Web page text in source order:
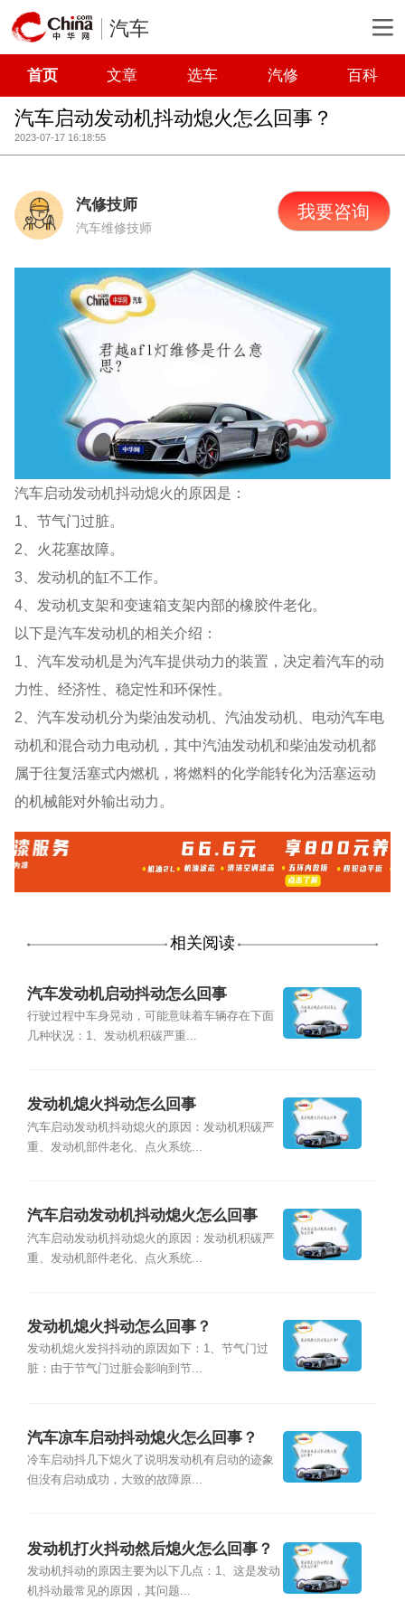
汽车
首页 文章 选车 汽修 百科
汽车启动发动机抖动熄火怎么回事？
2023-07-17 16:18:55
汽修技师
汽车维修技师
我要咨询
汽车启动发动机抖动熄火的原因是：
1、节气门过脏。
2、火花塞故障。
3、发动机的缸不工作。
4、发动机支架和变速箱支架内部的橡胶件老化。
以下是汽车发动机的相关介绍：
1、汽车发动机是为汽车提供动力的装置，决定着汽车的动
力性、经济性、稳定性和环保性。
2、汽车发动机分为柴油发动机、汽油发动机、电动汽车电
动机和混合动力电动机，其中汽油发动机和柴油发动机都
属于往复活塞式内燃机，将燃料的化学能转化为活塞运动
的机械能对外输出动力。
相关阅读
汽车发动机启动抖动怎么回事
行驶过程中车身晃动，可能意味着车辆存在下面
几种状况：1、发动机积碳严重...
发动机熄火抖动怎么回事
汽车启动发动机抖动熄火的原因：发动机积碳严
重、发动机部件老化、点火系统...
汽车启动发动机抖动熄火怎么回事
汽车启动发动机抖动熄火的原因：发动机积碳严
重、发动机部件老化、点火系统...
发动机熄火抖动怎么回事？
发动机熄火发抖抖动的原因如下：1、节气门过
脏：由于节气门过脏会影响到节...
汽车凉车启动抖动熄火怎么回事？
冷车启动抖几下熄火了说明发动机有启动的迹象
但没有启动成功，大致的故障原...
发动机打火抖动然后熄火怎么回事？
发动机抖动的原因主要为以下几点：1、这是发动
机抖动最常见的原因，其问题...